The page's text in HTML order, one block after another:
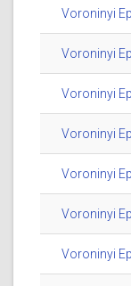
Voroninyi
Voroninyi
Voroninyi
Voroninyi
Voroninyi
Voroninyi
Voroninyi